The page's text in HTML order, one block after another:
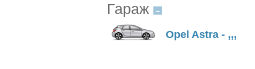
Гараж
→
Opel Astra - ,,,